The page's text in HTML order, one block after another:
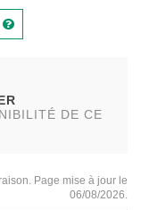
DE CE
Page mise à jour le
06/08/2026.